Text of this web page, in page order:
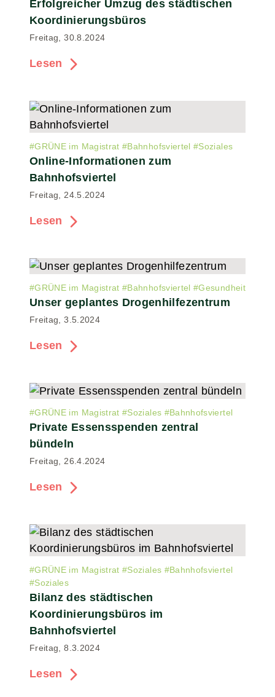
Erfolgreicher Umzug des städtischen
Koordinierungsbüros
Freitag, 30.8.2024
Lesen
#GRÜNE im Magistrat #Bahnhofsviertel #Soziales
Online-Informationen zum
Bahnhofsviertel
Freitag, 24.5.2024
Lesen
#GRÜNE im Magistrat #Bahnhofsviertel #Gesundheit
Unser geplantes Drogenhilfezentrum
Freitag, 3.5.2024
Lesen
#GRÜNE im Magistrat #Soziales #Bahnhofsviertel
Private Essensspenden zentral
bündeln
Freitag, 26.4.2024
Lesen
#GRÜNE im Magistrat #Soziales #Bahnhofsviertel
#Soziales
Bilanz des städtischen
Koordinierungsbüros im
Bahnhofsviertel
Freitag, 8.3.2024
Lesen